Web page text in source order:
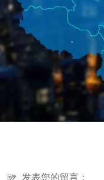
发表您的留言：